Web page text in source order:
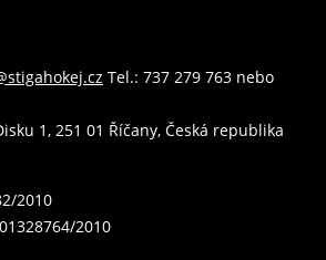
Tel.: 737 279 763 nebo
1, 251 01 Říčany, Česká republika
2010
2010